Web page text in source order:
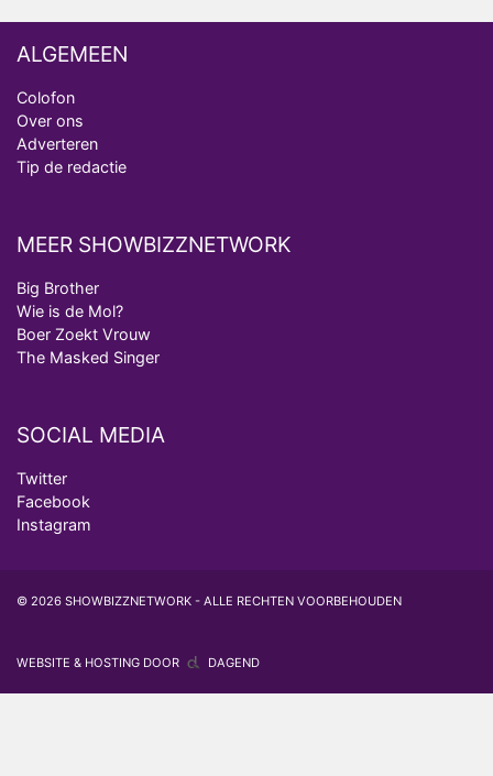
ALGEMEEN
Colofon
Over ons
Adverteren
Tip de redactie
MEER SHOWBIZZNETWORK
Big Brother
Wie is de Mol?
Boer Zoekt Vrouw
The Masked Singer
SOCIAL MEDIA
Twitter
Facebook
Instagram
© 2026 SHOWBIZZNETWORK - ALLE RECHTEN VOORBEHOUDEN
WEBSITE & HOSTING DOOR DAGEND